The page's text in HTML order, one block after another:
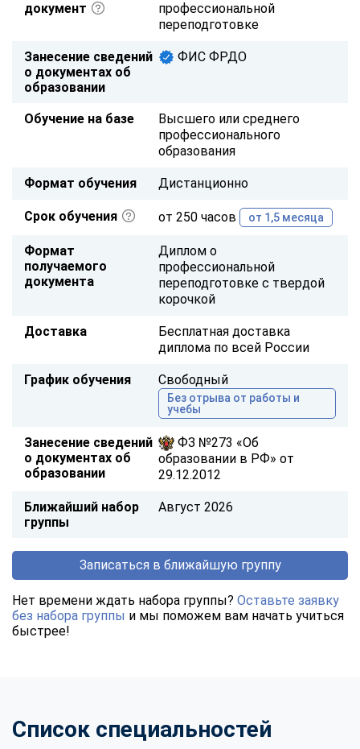
документ
профессиональной
переподготовке
Занесение сведений
о документах об
образовании
ФИС ФРДО
Обучение на базе
Высшего или среднего
профессионального
образования
Формат обучения Дистанционно
Срок обучения от 250 часов от 1,5 месяца
Формат
получаемого
документа
Диплом о
профессиональной
переподготовке с твердой
корочкой
Доставка
Бесплатная доставка
диплома по всей России
График обучения Свободный
Без отрыва от работы и
учебы
Занесение сведений
о документах об
образовании
ФЗ №273 «Об
образовании в РФ» от
29.12.2012
Ближайший набор
группы
Август 2026
Записаться в ближайшую группу
Нет времени ждать набора группы? Оставьте заявку
без набора группы и мы поможем вам начать учиться
быстрее!
Список специальностей